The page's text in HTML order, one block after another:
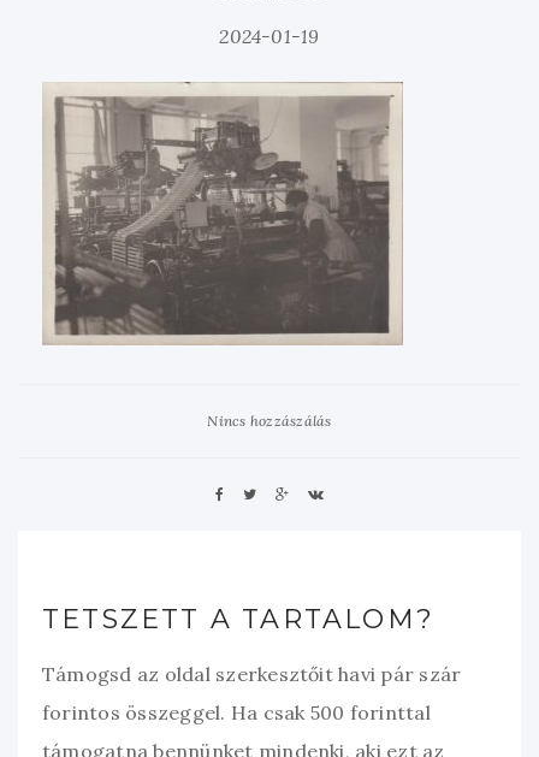
2024-01-19
Nincs hozzászálás
TETSZETT A TARTALOM?
Támogsd az oldal szerkesztőit havi pár szár
forintos összeggel. Ha csak 500 forinttal
támogatna bennünket mindenki, aki ezt az